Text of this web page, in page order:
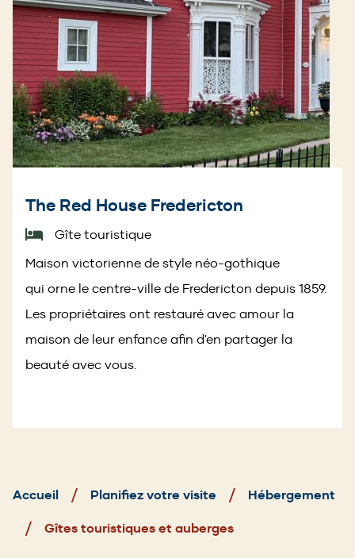
The Red House Fredericton
Gîte touristique
Maison victorienne de style néo-gothique
qui orne le centre-ville de Fredericton depuis 1859.
Les propriétaires ont restauré avec amour la
maison de leur enfance afin d'en partager la
beauté avec vous.
d'Ariane
Accueil Planifiez votre visite
Hébergement
Gîtes touristiques et auberges